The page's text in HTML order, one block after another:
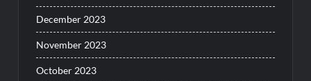
December 2023
November 2023
October 2023